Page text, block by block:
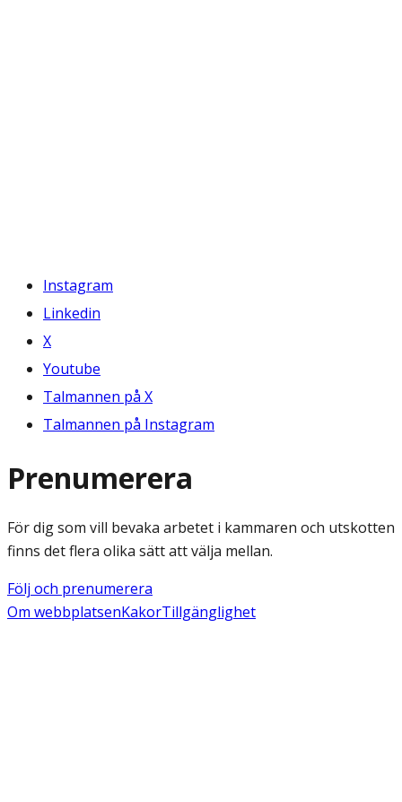
Instagram
Linkedin
X
Youtube
Talmannen på X
Talmannen på Instagram
Prenumerera
För dig som vill bevaka arbetet i kammaren och utskotten
finns det flera olika sätt att välja mellan.
Följ och prenumerera
Om webbplatsenKakorTillgänglighet